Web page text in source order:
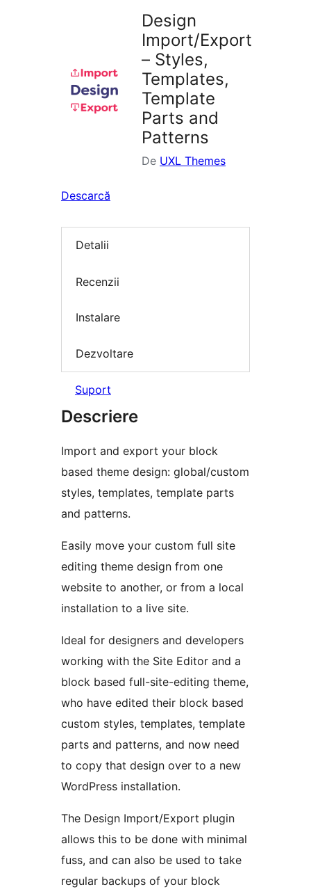
Design
Import/Export
– Styles,
Templates,
Template
Parts and
Patterns
De UXL Themes
Descarcă
Detalii
Recenzii
Instalare
Dezvoltare
Suport
Descriere
Import and export your block
based theme design: global/custom
styles, templates, template parts
and patterns.
Easily move your custom full site
editing theme design from one
website to another, or from a local
installation to a live site.
Ideal for designers and developers
working with the Site Editor and a
block based full-site-editing theme,
who have edited their block based
custom styles, templates, template
parts and patterns, and now need
to copy that design over to a new
WordPress installation.
The Design Import/Export plugin
allows this to be done with minimal
fuss, and can also be used to take
regular backups of your block